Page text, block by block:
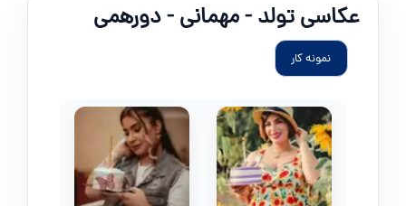
عکاسی تولد - مهمانی - دورهمی
نمونه کار